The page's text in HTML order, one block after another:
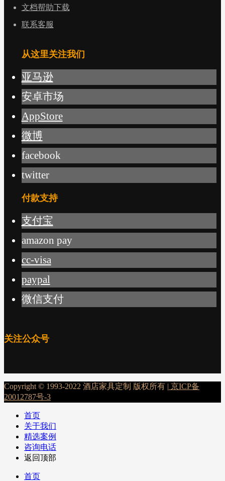
文档帮助下载
联系客服
从这里关注我们
亚马逊
安卓市场
AppStore
微博
facebook
twitter
付款支持
支付宝
amazon pay
cc-visa
paypal
微信支付
关注公众号
Copyright © 1993-2022 酒店家具定制 版权所有 | 京ICP备
20012787号-3
首页
关于我们
精选案例
咨询电话
返回顶部
首页